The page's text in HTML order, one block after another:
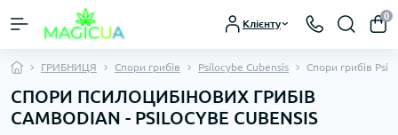
Клієнту
0
ГРИБНИЦЯ Спори грибів Psilocybe Cubensis Спори грибів
СПОРИ ПСИЛОЦИБІНОВИХ ГРИБІВ
CAMBODIAN - PSILOCYBE СUBENSIS